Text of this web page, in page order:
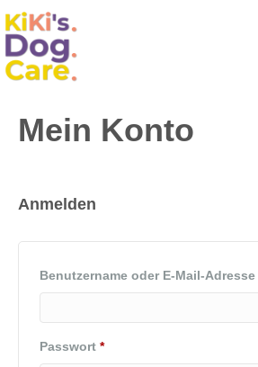
Mein Konto
Anmelden
Benutzername oder E-Mail-Adresse
Passwort *Erforderlich